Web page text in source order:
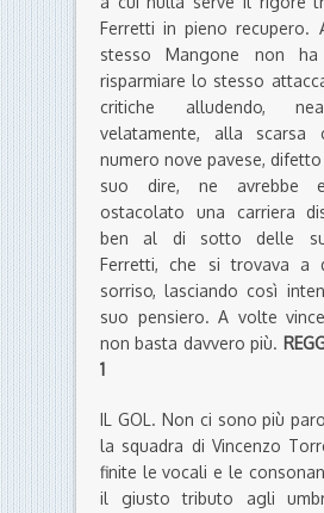
Ferretti in pieno recupero.
stesso Mangone non
risparmiare lo stesso
critiche alludendo,
velatamente, alla scarsa
numero nove pavese, difetto
suo dire, ne avrebbe
ostacolato una carriera
ben al di sotto delle
Ferretti, che si trovava a
sorriso, lasciando così
suo pensiero. A volte
non basta davvero più.
1
IL GOL. Non ci sono più
la squadra di Vincenzo
finite le vocali e le
il giusto tributo agli